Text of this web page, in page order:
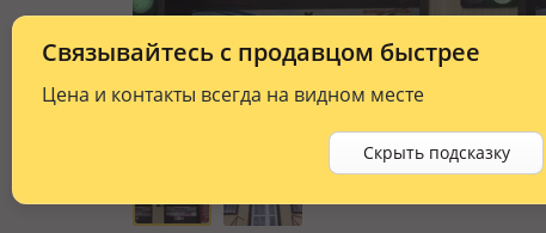
Связывайтесь с продавцом быстрее
Цена и контакты всегда на видном месте
Скрыть подсказку